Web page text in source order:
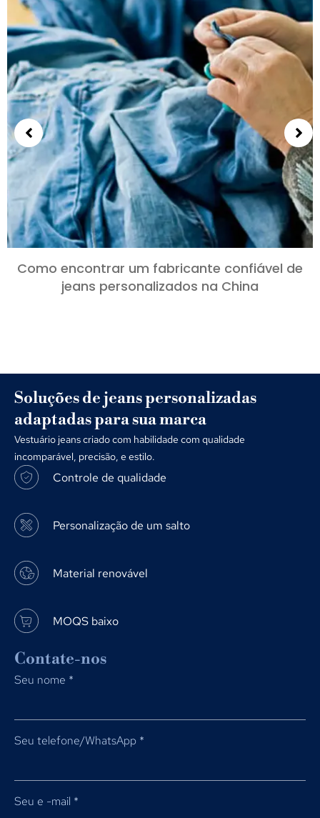
Como encontrar um fabricante confiável de
jeans personalizados na China
Soluções de jeans personalizadas
adaptadas para sua marca
Vestuário jeans criado com habilidade com qualidade
incomparável, precisão, e estilo.
Controle de qualidade
Personalização de um salto
Material renovável
MOQS baixo
Contate-nos
Seu nome *
Seu telefone/WhatsApp *
Seu e -mail *